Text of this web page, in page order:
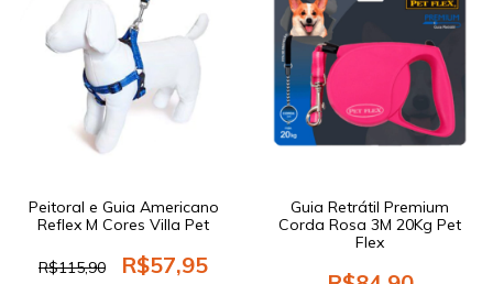
Peitoral e Guia Americano
Reflex M Cores Villa Pet
R$115,90 R$57,95
Guia Retrátil Premium
Corda Rosa 3M 20Kg Pet
Flex